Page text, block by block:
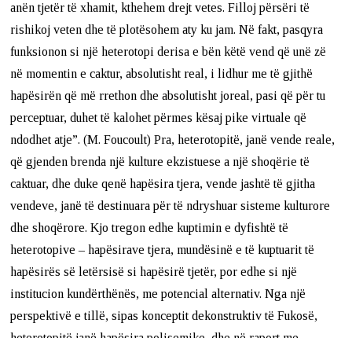
anën tjetër të xhamit, kthehem drejt vetes. Filloj përsëri të
rishikoj veten dhe të plotësohem aty ku jam. Në fakt, pasqyra
funksionon si një heterotopi derisa e bën këtë vend që unë zë
në momentin e caktur, absolutisht real, i lidhur me të gjithë
hapësirën që më rrethon dhe absolutisht joreal, pasi që për tu
perceptuar, duhet të kalohet përmes kësaj pike virtuale që
ndodhet atje”. (M. Foucoult) Pra, heterotopitë, janë vende reale,
që gjenden brenda një kulture ekzistuese a një shoqërie të
caktuar, dhe duke qenë hapësira tjera, vende jashtë të gjitha
vendeve, janë të destinuara për të ndryshuar sisteme kulturore
dhe shoqërore. Kjo tregon edhe kuptimin e dyfishtë të
heterotopive – hapësirave tjera, mundësinë e të kuptuarit të
hapësirës së letërsisë si hapësirë tjetër, por edhe si një
institucion kundërthënës, me potencial alternativ. Nga një
perspektivë e tillë, sipas konceptit dekonstruktiv të Fukosë,